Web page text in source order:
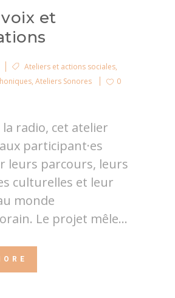
et
Ateliers et actions sociales,
, Ateliers Sonores
0
radio, cet atelier
participant·es
leurs parcours, leurs
culturelles et leur
monde
Le projet mêle...